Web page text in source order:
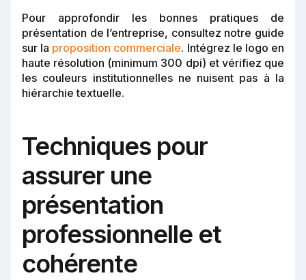
Pour approfondir les bonnes pratiques de
présentation de l’entreprise, consultez notre guide
sur la proposition commerciale. Intégrez le logo en
haute résolution (minimum 300 dpi) et vérifiez que
les couleurs institutionnelles ne nuisent pas à la
hiérarchie textuelle.
Techniques pour
assurer une
présentation
professionnelle et
cohérente